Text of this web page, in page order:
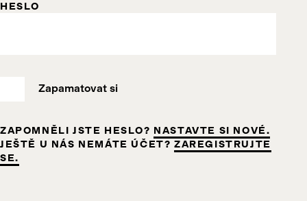
HESLO
Zapamatovat si
ZAPOMNĚLI JSTE HESLO? NASTAVTE SI NOVÉ.
JEŠTĚ U NÁS NEMÁTE ÚČET?ZAREGISTRUJTE
SE.